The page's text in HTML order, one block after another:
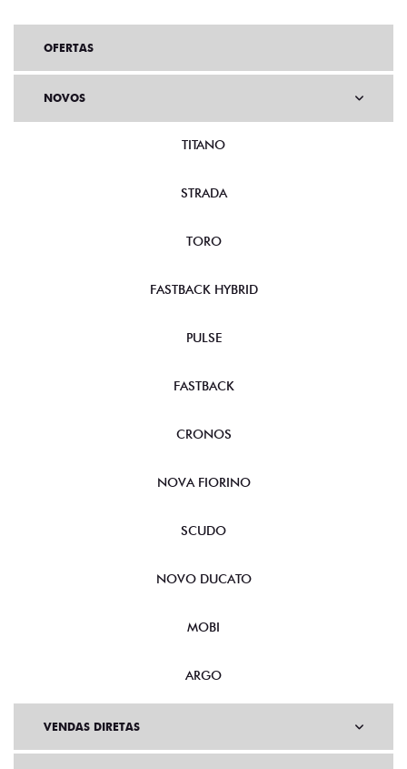
OFERTAS
NOVOS
TITANO
STRADA
TORO
FASTBACK HYBRID
PULSE
FASTBACK
CRONOS
NOVA FIORINO
SCUDO
NOVO DUCATO
MOBI
ARGO
VENDAS DIRETAS